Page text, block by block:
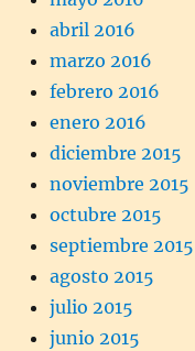
abril 2016
marzo 2016
febrero 2016
enero 2016
diciembre 2015
noviembre 2015
octubre 2015
septiembre 2015
agosto 2015
julio 2015
junio 2015